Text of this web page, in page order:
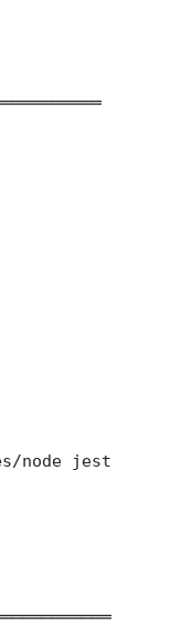
node jest